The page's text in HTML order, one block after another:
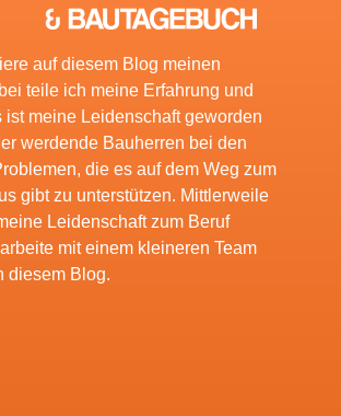
auf diesem Blog meinen
teile ich meine Erfahrung und
ist meine Leidenschaft geworden
werdende Bauherren bei den
die es auf dem Weg zum
gibt zu unterstützen. Mittlerweile
Leidenschaft zum Beruf
mit einem kleineren Team
diesem Blog.